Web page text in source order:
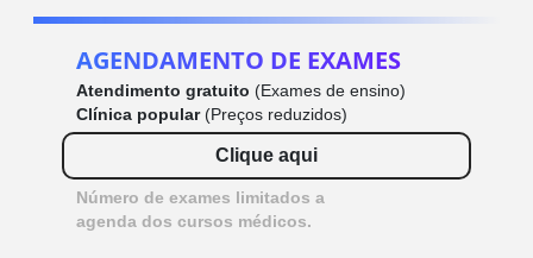
AGENDAMENTO DE EXAMES
Atendimento gratuito (Exames de ensino)
Clínica popular(Preços reduzidos)
Clique aqui
Número de exames limitados a
agenda dos cursos médicos.